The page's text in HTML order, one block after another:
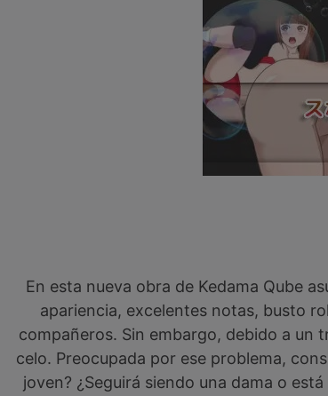
En esta nueva obra de Kedama Qube
apariencia, excelentes notas, busto
compañeros. Sin embargo, debido a un
celo. Preocupada por ese problema,
joven? ¿Seguirá siendo una dama o